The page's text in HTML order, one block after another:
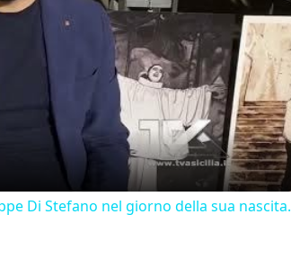
Di Stefano nel giorno della sua nascita.